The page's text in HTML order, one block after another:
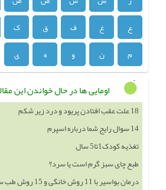
ع
غ ف ق ک
م
ن و ه ی
اومایی ها در حال خواندن این
14 سوال رایج شما درباره اسپرم
تغذیه کودک1تا5 سال
طبع چای سبز گرم است یا سرد؟
درمان بواسیر با 11 روش خانگی و 15 روش طب سنتی
اندازه طبیعی فولیکول برای بارداری